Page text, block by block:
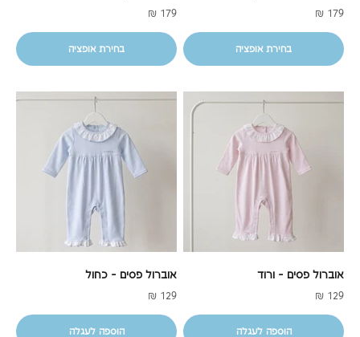
מחיר מבצע
179 ₪
בחירת אופציה
מחיר מבצע
179 ₪
בחירת אופציה
אוברול פסים - ורוד
מחיר מבצע
129 ₪
הוספה לעגלה
אוברול פסים - כחול
מחיר מבצע
129 ₪
הוספה לעגלה